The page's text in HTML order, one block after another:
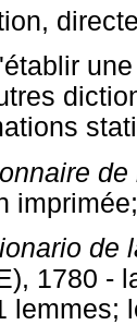
de
1780 -
lemmes;